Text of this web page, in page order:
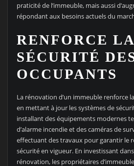
praticité de l’immeuble, mais aussi
répondant aux besoins actuels du
RENFORCE LA
SÉCURITÉ
OCCUPANTS
La rénovation d’un immeuble renforce
en mettant à jour les systèmes de
installant des équipements modernes
d’alarme incendie et des caméras de
effectuant des travaux pour garantir le
sécurité en vigueur. En investissant
rénovation, les propriétaires